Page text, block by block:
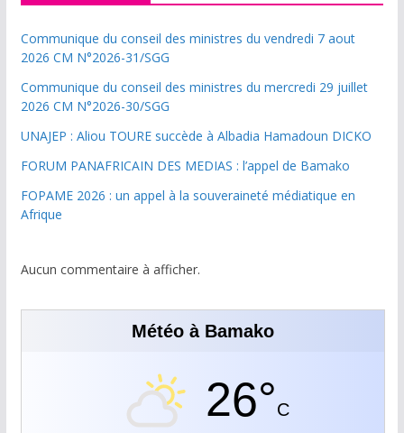
Communique du conseil des ministres du vendredi 7 aout
2026 CM N°2026-31/SGG
Communique du conseil des ministres du mercredi 29 juillet
2026 CM N°2026-30/SGG
UNAJEP : Aliou TOURE succède à Albadia Hamadoun DICKO
FORUM PANAFRICAIN DES MEDIAS : l’appel de Bamako
FOPAME 2026 : un appel à la souveraineté médiatique en
Afrique
Aucun commentaire à afficher.
Météo à Bamako
26°C